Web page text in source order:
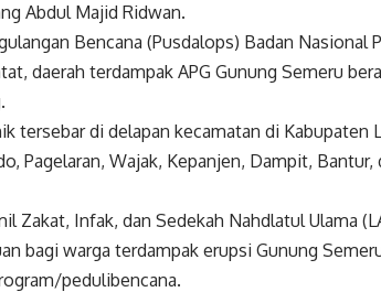
Abdul Majid Ridwan.
Bencana (Pusdalops) Badan Nasional
daerah terdampak APG Gunung Semeru
tersebar di delapan kecamatan di Kabupaten
Pagelaran, Wajak, Kepanjen, Dampit, Bantur,
Zakat, Infak, dan Sedekah Nahdlatul Ulama
bagi warga terdampak erupsi Gunung
pedulibencana.